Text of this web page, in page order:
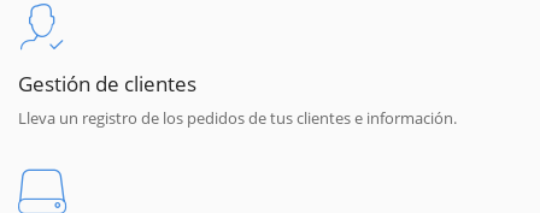
Gestión de clientes
Lleva un registro de los pedidos de tus clientes e información.